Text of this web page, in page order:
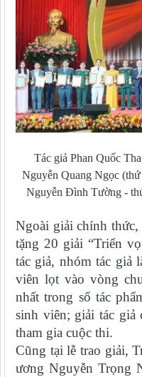
Tác giả Phan Quốc
Nguyễn Quang Ngọc
Nguyễn Đình Tường -
Ngoài giải chính
tặng 20 giải “Triển
tác giả, nhóm tác giả
viên lọt vào vòng
nhất trong số tác
sinh viên; giải tác giả
tham gia cuộc thi.
Cũng tại lễ trao giải,
ương Nguyễn Trọng